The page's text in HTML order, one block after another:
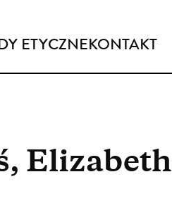
ETYCZNEKONTAKT
Elizabeth